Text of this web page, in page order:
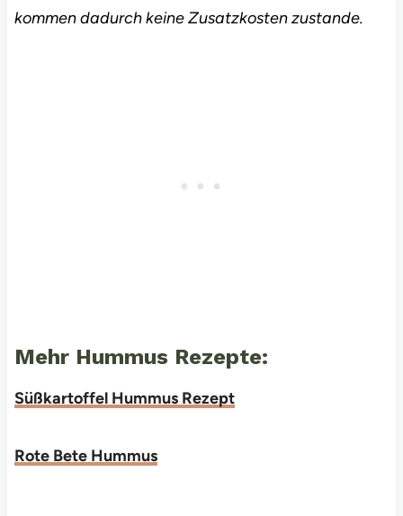
kommen dadurch keine Zusatzkosten zustande.
Mehr Hummus Rezepte:
Süßkartoffel Hummus Rezept
Rote Bete Hummus